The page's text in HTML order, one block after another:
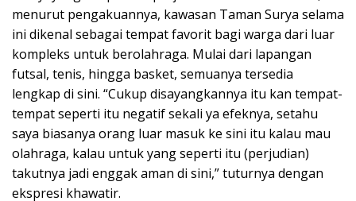
menurut pengakuannya, kawasan Taman Surya selama
ini dikenal sebagai tempat favorit bagi warga dari luar
kompleks untuk berolahraga. Mulai dari lapangan
futsal, tenis, hingga basket, semuanya tersedia
lengkap di sini. “Cukup disayangkannya itu kan tempat-
tempat seperti itu negatif sekali ya efeknya, setahu
saya biasanya orang luar masuk ke sini itu kalau mau
olahraga, kalau untuk yang seperti itu (perjudian)
takutnya jadi enggak aman di sini,” tuturnya dengan
ekspresi khawatir.